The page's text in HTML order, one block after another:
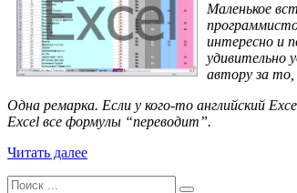
Маленькое
интересно и
удивительно
автору за
Одна ремарка. Если у кого-то английский
Excel все формулы “переводит”.
Читать далее
Поиск